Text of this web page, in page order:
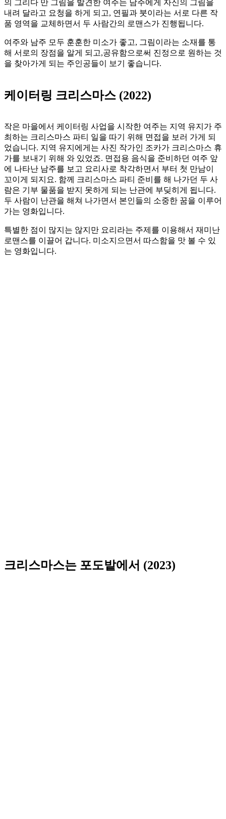
의 그리다 만 그림을 발견한 여주는 남주에게 자신의 그림을
내려 달라고 요청을 하게 되고, 연필과 붓이라는 서로 다른 작
품 영역을 교체하면서 두 사람간의 로맨스가 진행됩니다.
여주와 남주 모두 훈훈한 미소가 좋고, 그림이라는 소재를 통
해 서로의 장점을 알게 되고,공유함으로써 진정으로 원하는 것
을 찾아가게 되는 주인공들이 보기 좋습니다.
케이터링 크리스마스 (2022)
작은 마을에서 케이터링 사업을 시작한 여주는 지역 유지가 주
최하는 크리스마스 파티 일을 따기 위해 면접을 보러 가게 되
었습니다. 지역 유지에게는 사진 작가인 조카가 크리스마스 휴
가를 보내기 위해 와 있었죠. 면접용 음식을 준비하던 여주 앞
에 나타난 남주를 보고 요리사로 착각하면서 부터 첫 만남이
꼬이게 되지요. 함께 크리스마스 파티 준비를 해 나가던 두 사
람은 기부 물품을 받지 못하게 되는 난관에 부딪히게 됩니다.
두 사람이 난관을 해쳐 나가면서 본인들의 소중한 꿈을 이루어
가는 영화입니다.
특별한 점이 많지는 않지만 요리라는 주제를 이용해서 재미난
로맨스를 이끌어 갑니다. 미소지으면서 따스함을 맛 볼 수 있
는 영화입니다.
크리스마스는 포도밭에서 (2023)